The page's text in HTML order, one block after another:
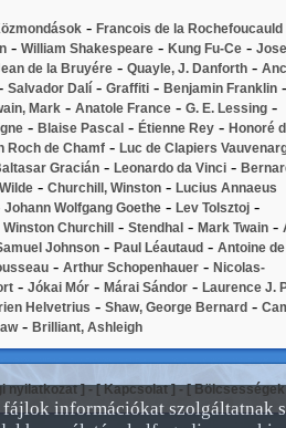
- Francois de la Rochefoucauld
- William Shakespeare - Kung Fu-Ce -
de la Bruyére - Quayle, J. Danforth -
Salvador Dalí- Graffiti - Benjamin Franklin -
Mark - Anatole France - G. E. Lessing -
- Blaise Pascal - Étienne Rey - Honoré
Roch de Chamf - Luc de Clapiers
Gracián - Leonardo da Vinci -
- Churchill, Winston - Lucius Annaeus
Johann Wolfgang Goethe - Lev Tolsztoj -
Winston Churchill - Stendhal - Mark Twain -
Johnson - Paul Léautaud - Antoine de
- Arthur Schopenhauer - Nicolas-
- Jókai Mór - Márai Sándor - Laurence J.
Helvetrius - Shaw, George Bernard -
- Brilliant, Ashleigh
nyilatkozat] - [Kapcsolat] - [Bölcsességek
információkat szolgáltatnak